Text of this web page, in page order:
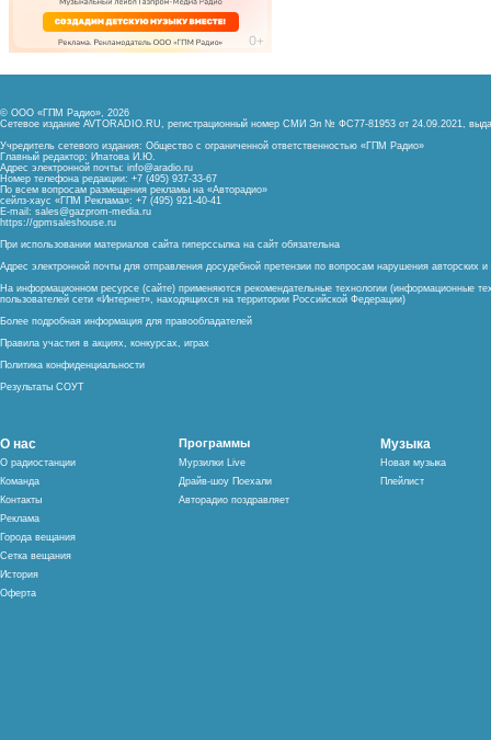
© ООО «ГПМ Радио», 2026
Сетевое издание AVTORADIO.RU, регистрационный номер СМИ Эл № ФС77-81953 от 24.09.2021,
Учредитель сетевого издания: Общество с ограниченной ответственностью «ГПМ Радио»
Главный редактор: Ипатова И.Ю.
Адрес электронной почты: info@aradio.ru
Номер телефона редакции: +7 (495) 937-33-67
По всем вопросам размещения рекламы на «Авторадио»
сейлз-хаус «ГПМ Реклама»: +7 (495) 921-40-41
E-mail: sales@gazprom-media.ru
https://gpmsaleshouse.ru
При использовании материалов сайта гиперссылка на сайт обязательна
Адрес электронной почты для отправления досудебной претензии по вопросам нарушения авторских
На информационном ресурсе (сайте) применяются рекомендательные технологии (информационные
пользователей сети «Интернет», находящихся на территории Российской Федерации)
Более подробная информация для правообладателей
Правила участия в акциях, конкурсах, играх
Политика конфиденциальности
Результаты СОУТ
О нас
О радиостанции
Команда
Контакты
Реклама
Города вещания
Сетка вещания
История
Оферта
Программы
Мурзилки Live
Драйв-шоу Поехали
Авторадио поздравляет
Музыка
Новая музыка
Плейлист